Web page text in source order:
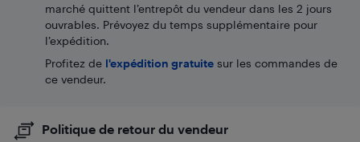
marché quittent l’entrepôt du vendeur dans les 2 jours
ouvrables. Prévoyez du temps supplémentaire pour
l’expédition.
Profitez de l'expédition gratuite sur les commandes de
ce vendeur.
Politique de retour du vendeur